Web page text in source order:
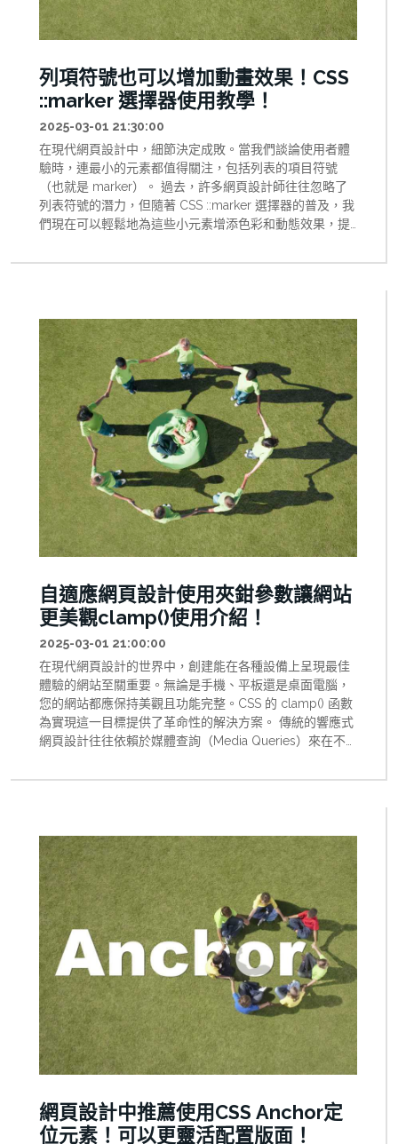
列項符號也可以增加動畫效果！CSS
::marker 選擇器使用教學！
2025-03-01 21:30:00
在現代網頁設計中，細節決定成敗。當我們談論使用者體
驗時，連最小的元素都值得關注，包括列表的項目符號
（也就是 marker）。 過去，許多網頁設計師往往忽略了
列表符號的潛力，但隨著 CSS ::marker 選擇器的普及，我
們現在可以輕鬆地為這些小元素增添色彩和動態效果，提
用 ::marker 選擇器來增強您的網頁設計，並提供實用的代
自適應網頁設計使用夾鉗參數讓網站
更美觀clamp()使用介紹！
2025-03-01 21:00:00
在現代網頁設計的世界中，創建能在各種設備上呈現最佳
體驗的網站至關重要。無論是手機、平板還是桌面電腦，
您的網站都應保持美觀且功能完整。CSS 的 clamp() 函數
為實現這一目標提供了革命性的解決方案。 傳統的響應式
網頁設計往往依賴於媒體查詢（Media Queries）來在不
優雅、更流暢的方法，讓元素大小隨著視窗變化自動調
範例助您在項目中充分利用這一強大工具。
網頁設計中推薦使用CSS Anchor定
位元素！可以更靈活配置版面！